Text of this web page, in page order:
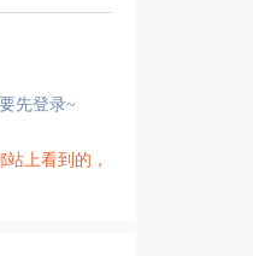
先登录~
上看到的，